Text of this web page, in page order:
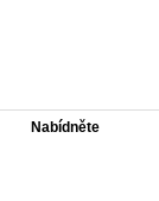
Nabídněte